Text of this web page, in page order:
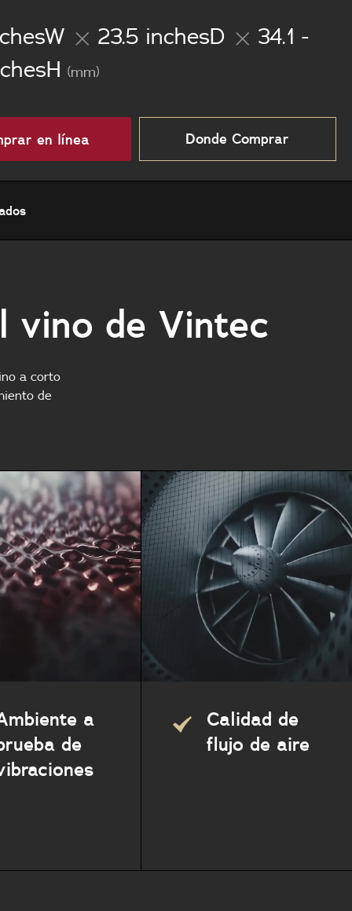
23.5 inchesD
34.1 -
(mm)
en línea Donde Comprar
vino de Vintec
a corto
de
a
de
Calidad de
flujo de aire